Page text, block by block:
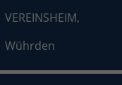
VEREINSHEIM,
Wührden